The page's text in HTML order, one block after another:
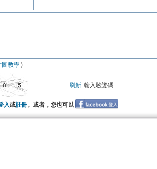
圖教學 )
刷新 輸入驗證碼
入或註冊。或者，您也可以